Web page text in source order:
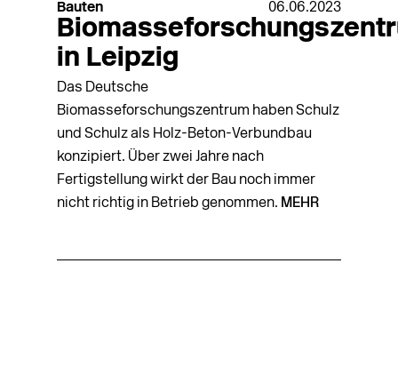
Bauten 06.06.2023
in Leipzig
Das Deutsche
Biomasseforschungszentrum haben Schulz
und Schulz als Holz-Beton-Verbundbau
konzipiert. Über zwei Jahre nach
Fertigstellung wirkt der Bau noch immer
nicht richtig in Betrieb genommen. MEHR